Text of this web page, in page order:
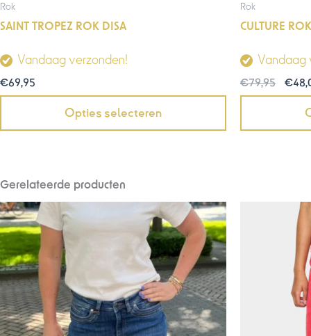
Rok
SAINT TROPEZ ROK DISA
Vandaag verzonden!
€69,95
Opties selecteren
Rok
CULTURE
Vandaag
€79,95 €
Gerelateerde producten
prijs
was: